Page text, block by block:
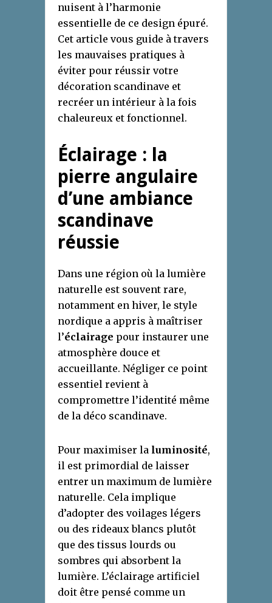
nuisent à l’harmonie
essentielle de ce design épuré.
Cet article vous guide à travers
les mauvaises pratiques à
éviter pour réussir votre
décoration scandinave et
recréer un intérieur à la fois
chaleureux et fonctionnel.
Éclairage : la
pierre angulaire
d’une ambiance
scandinave
réussie
Dans une région où la lumière
naturelle est souvent rare,
notamment en hiver, le style
nordique a appris à maîtriser
l’éclairage pour instaurer une
atmosphère douce et
accueillante. Négliger ce point
essentiel revient à
compromettre l’identité même
de la déco scandinave.
Pour maximiser la luminosité,
il est primordial de laisser
entrer un maximum de lumière
naturelle. Cela implique
d’adopter des voilages légers
ou des rideaux blancs plutôt
que des tissus lourds ou
sombres qui absorbent la
lumière. L’éclairage artificiel
doit être pensé comme un